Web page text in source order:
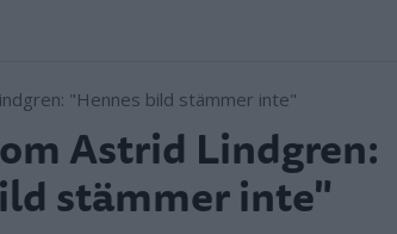
Astrid Lindgren:
stämmer inte"